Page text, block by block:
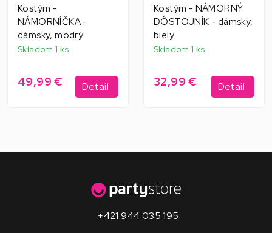
Kostým -
NÁMORNÍČKA -
dámsky, modrý
Skladom 1 ks
49,99 € Detail
Kostým - NÁMORNÝ
DÔSTOJNÍK - dámsky,
biely
Skladom 1 ks
32,99 € Detail
+421 944 035 195